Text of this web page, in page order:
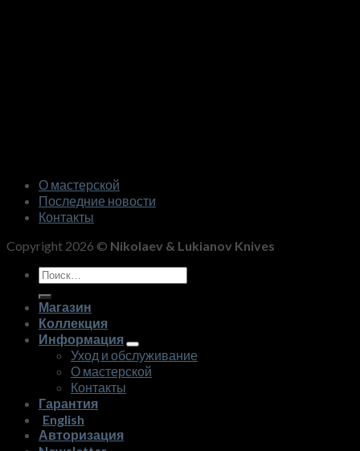
О мастерской
Последние новости
Контакты
Copyright 2026 © Nikolaev & Lukianov Knives
Искать:
Магазин
Коллекция
Информация
Уход и обслуживание
О мастерской
Контакты
Гарантия
English
Авторизация